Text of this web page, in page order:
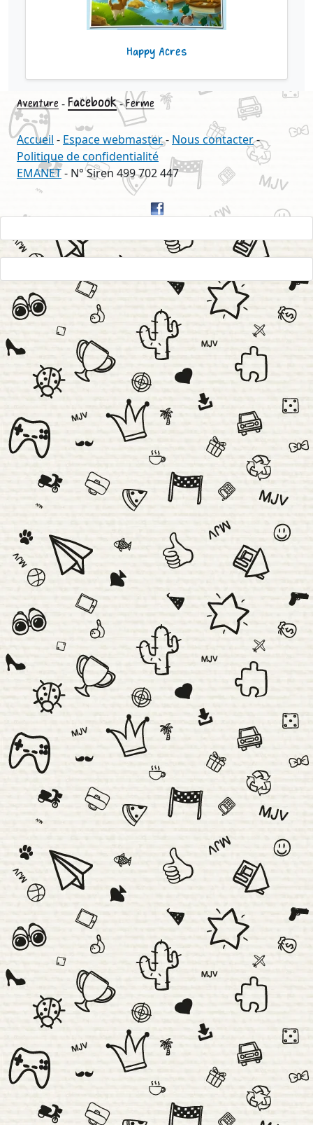
Happy Acres
Aventure -Facebook-Ferme
Accueil - Espace webmaster- Nous contacter-
Politique de confidentialité
EMANET- N° Siren 499 702 447